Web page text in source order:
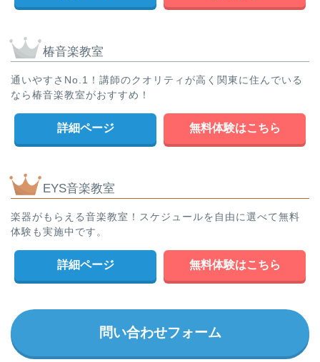
椿音楽教室
通いやすさNo.1！講師のクオリティが高く関東に住んでいる
なら椿音楽教室がおすすめ！
詳細ページ 無料体験はこちら
EYS音楽教室
楽器がもらえる音楽教室！スケジュールを自由に選べて無料
体験も実施中です。
詳細ページ 無料体験はこちら
問い合わせフォーム